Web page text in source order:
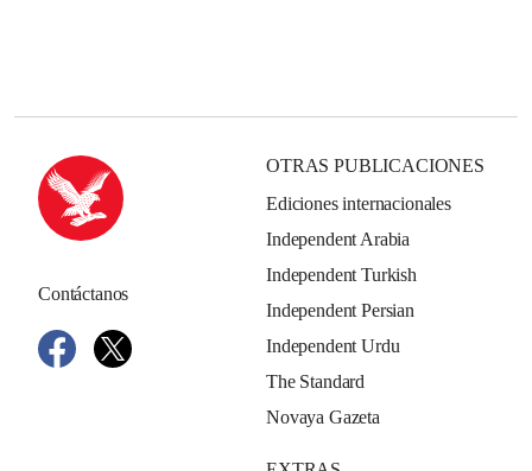
Contáctanos
OTRAS PUBLICACIONES
Ediciones internacionales
Independent Arabia
Independent Turkish
Independent Persian
Independent Urdu
The Standard
Novaya Gazeta